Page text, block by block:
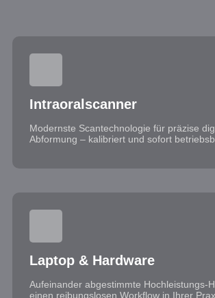
Intraoralscanner
Modernste Scantechnologie für präzise
Abformung – kalibriert und sofort
Laptop & Hardware
Aufeinander abgestimmte Hochleistungs-
einen reibungslosen Workflow in Ihrer